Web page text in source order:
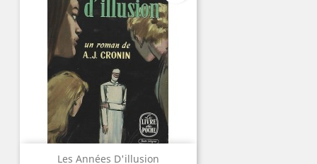
Les Années D'illusion